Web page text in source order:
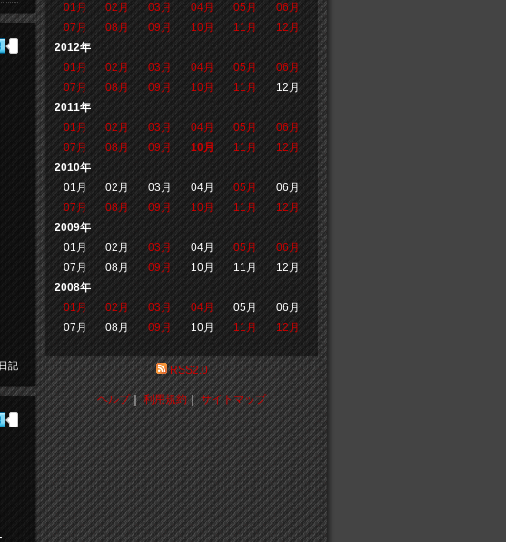
記
01月
02月 03月 04月 05月
06月
07月
08月 09月 10月 11月
12月
2012年
01月
02月 03月 04月 05月
06月
07月
08月 09月 10月 11月
12月
2011年
01月
02月 03月 04月 05月
06月
07月
08月 09月 10月 11月
12月
2010年
01月
02月 03月 04月 05月
06月
07月
08月 09月 10月 11月
12月
2009年
01月
02月 03月 04月 05月
06月
07月
08月 09月 10月 11月
12月
2008年
01月
02月 03月 04月 05月
06月
07月
08月 09月 10月 11月 12月
RSS2.0
ヘルプ｜利用規約｜サイトマップ